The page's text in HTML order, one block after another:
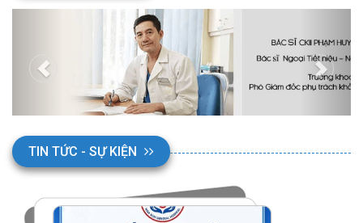
TIN TỨC - SỰ KIỆN